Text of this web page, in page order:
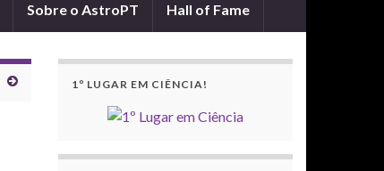
Sobre o AstroPT Hall of Fame
1º LUGAR EM CIÊNCIA!